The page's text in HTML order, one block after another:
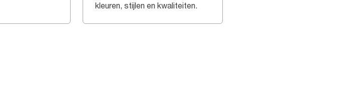
kleuren, stijlen en kwaliteiten.